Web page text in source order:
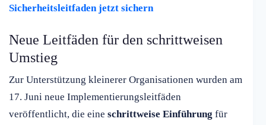
Sicherheitsleitfaden jetzt sichern
Neue Leitfäden für den schrittweisen
Umstieg
Zur Unterstützung kleinerer Organisationen wurden am
17. Juni neue Implementierungsleitfäden
veröffentlicht, die eine schrittweise Einführung für